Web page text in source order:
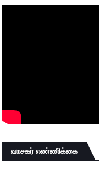
வாசகர் எண்ணிக்கை